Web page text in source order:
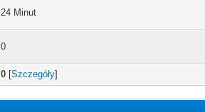
24 Minut
0
0 [Szczegóły]